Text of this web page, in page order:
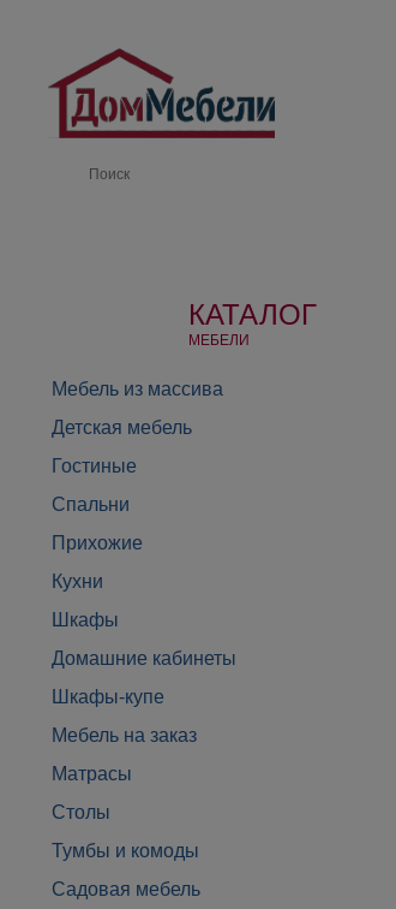
КАТАЛОГ
МЕБЕЛИ
Мебель из массива
Детская мебель
Гостиные
Спальни
Прихожие
Кухни
Шкафы
Домашние кабинеты
Шкафы-купе
Мебель на заказ
Матрасы
Столы
Тумбы и комоды
Садовая мебель